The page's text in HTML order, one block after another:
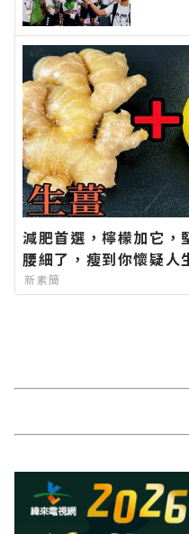
新聞
減肥首選，檸檬加它，
腰細了，瘦到你懷疑人
新素簡